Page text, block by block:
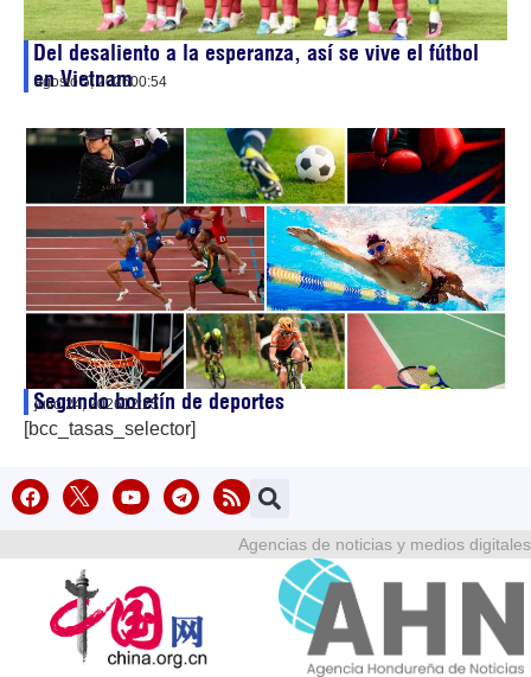
Del desaliento a la esperanza, así se vive el fútbol
en Vietnam
agosto 5, 202600:54
Segundo boletín de deportes
julio 24, 202612:25
[bcc_tasas_selector]
Agencias de noticias y medios digitales